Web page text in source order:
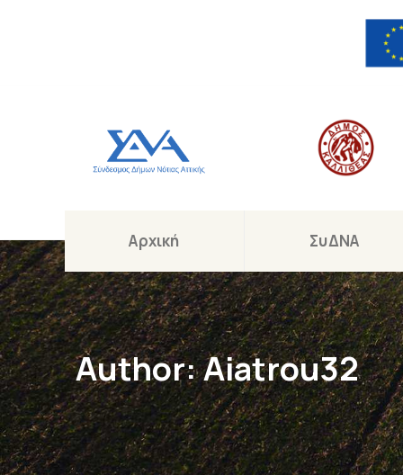
Αρχική ΣυΔΝΑ
Author:Aiatrou32